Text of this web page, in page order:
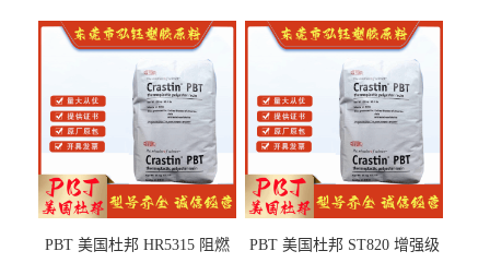
PBT 美国杜邦 HR5315 阻燃
PBT 美国杜邦 ST820 增强级